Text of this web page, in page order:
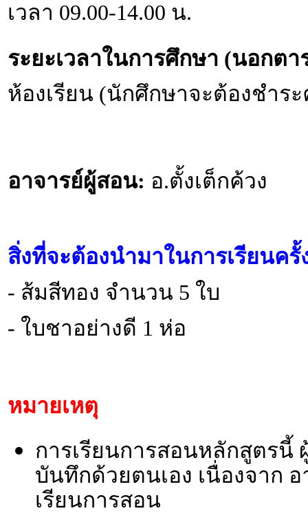
เวลา 09.00-14.00 น.
ระยะเวลาในการศึกษา (นอกตา
ห้องเรียน (นักศึกษาจะต้องชำระ
อาจารย์ผู้สอน: อ.ตั้งเต็กค้วง
สิ่งที่จะต้องนำมาในการเรียนครั้
- ส้มสีทอง จำนวน 5 ใบ
- ใบชาอย่างดี 1 ห่อ
หมายเหตุ
การเรียนการสอนหลักสูตรนี้
บันทึกด้วยตนเอง เนื่องจาก
เรียนการสอน